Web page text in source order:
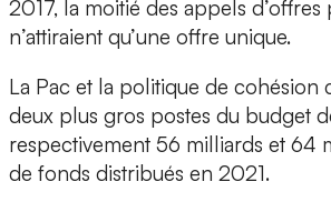
2017, la moitié des appels d’offres
n’attiraient qu’une offre unique.
La Pac et la politique de cohésion
deux plus gros postes du budget
respectivement 56 milliards et 64
de fonds distribués en 2021.